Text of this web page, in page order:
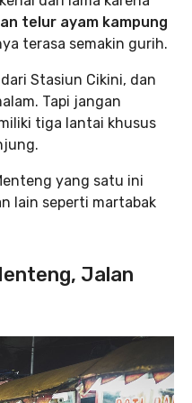
telur ayam kampung
terasa semakin gurih.
Stasiun Cikini, dan
Tapi jangan
tiga lantai khusus
yang satu ini
lain seperti martabak
Jalan